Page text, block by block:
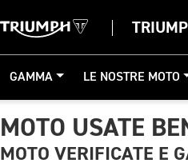
GAMMA LE NOSTRE MOTO
MOTO USATE
MOTO VERIFICATE E